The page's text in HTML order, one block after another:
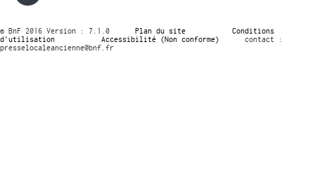
© BnF 2016 Version : 7.1.0 Plan du site
Conditions
d’utilisation
Accessibilité (Non conforme)
contact :
presselocaleancienne@bnf.fr